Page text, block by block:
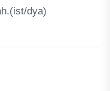
dya)